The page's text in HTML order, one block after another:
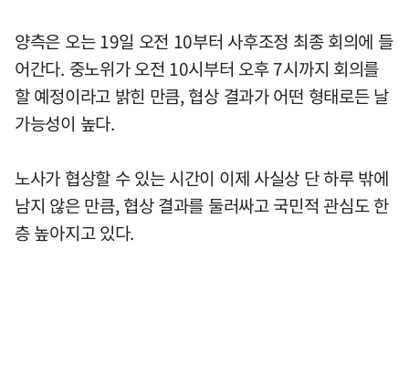
양측은 오는 19일 오전 10부터 사후조정 최종 회의에 들
어간다. 중노위가 오전 10시부터 오후 7시까지 회의를
할 예정이라고 밝힌 만큼, 협상 결과가 어떤 형태로든 날
가능성이 높다.
노사가 협상할 수 있는 시간이 이제 사실상 단 하루 밖에
남지 않은 만큼, 협상 결과를 둘러싸고 국민적 관심도 한
층 높아지고 있다.